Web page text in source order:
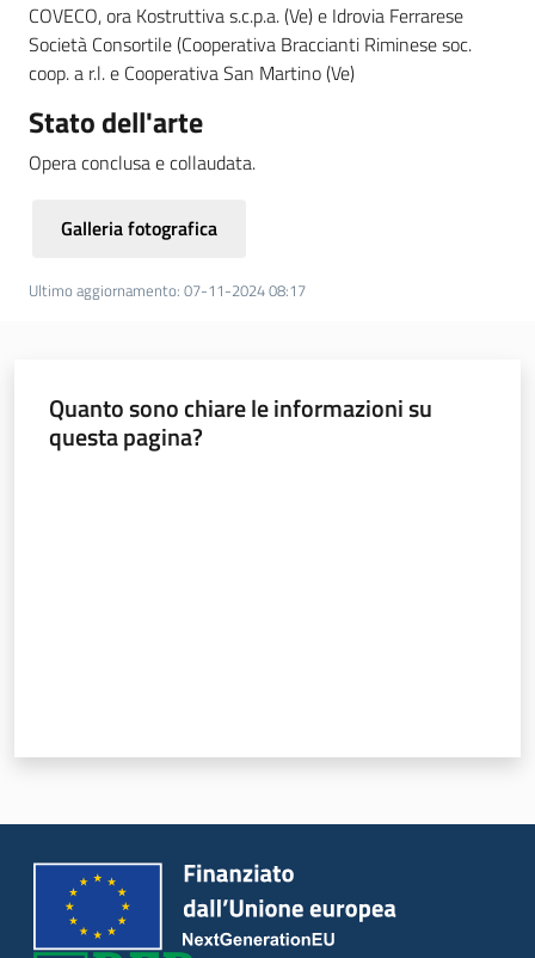
COVECO, ora Kostruttiva s.c.p.a. (Ve) e Idrovia Ferrarese
Società Consortile (Cooperativa Braccianti Riminese soc.
coop. a r.l. e Cooperativa San Martino (Ve)
Stato dell'arte
Opera conclusa e collaudata.
Galleria fotografica
Ultimo aggiornamento: 07-11-2024 08:17
Quanto sono chiare le informazioni su
questa pagina?